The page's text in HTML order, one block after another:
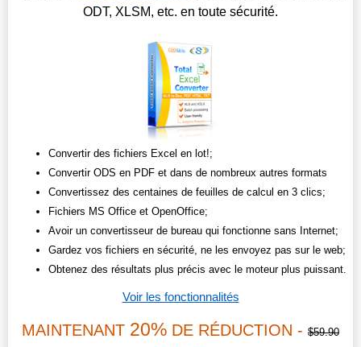
ODT, XLSM, etc. en toute sécurité.
Convertir des fichiers Excel en lot!;
Convertir ODS en PDF et dans de nombreux autres formats
Convertissez des centaines de feuilles de calcul en 3 clics;
Fichiers MS Office et OpenOffice;
Avoir un convertisseur de bureau qui fonctionne sans Internet;
Gardez vos fichiers en sécurité, ne les envoyez pas sur le web;
Obtenez des résultats plus précis avec le moteur plus puissant.
Voir les fonctionnalités
MAINTENANT 20% DE RÉDUCTION - $59.90